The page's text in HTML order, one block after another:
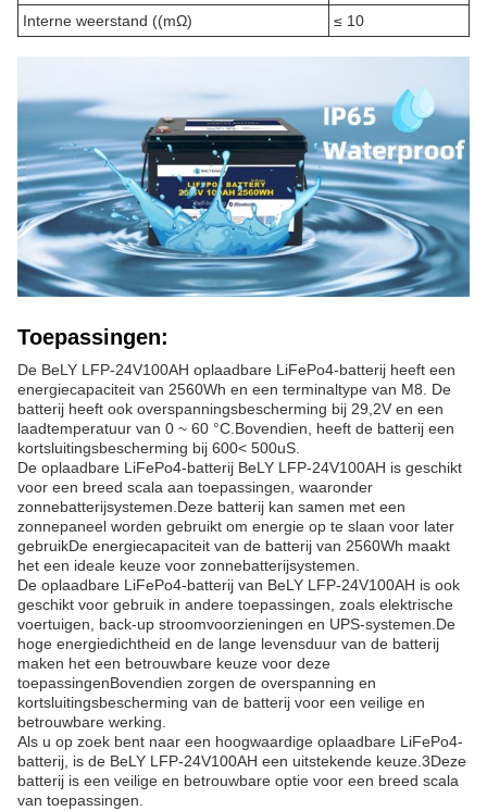
Interne weerstand ((mΩ)
≤ 10
Toepassingen:
De BeLY LFP-24V100AH oplaadbare LiFePo4-batterij heeft een
energiecapaciteit van 2560Wh en een terminaltype van M8. De
batterij heeft ook overspanningsbescherming bij 29,2V en een
laadtemperatuur van 0 ~ 60 °C.Bovendien, heeft de batterij een
kortsluitingsbescherming bij 600< 500uS.
De oplaadbare LiFePo4-batterij BeLY LFP-24V100AH is geschikt
voor een breed scala aan toepassingen, waaronder
zonnebatterijsystemen.Deze batterij kan samen met een
zonnepaneel worden gebruikt om energie op te slaan voor later
gebruikDe energiecapaciteit van de batterij van 2560Wh maakt
het een ideale keuze voor zonnebatterijsystemen.
De oplaadbare LiFePo4-batterij van BeLY LFP-24V100AH is ook
geschikt voor gebruik in andere toepassingen, zoals elektrische
voertuigen, back-up stroomvoorzieningen en UPS-systemen.De
hoge energiedichtheid en de lange levensduur van de batterij
maken het een betrouwbare keuze voor deze
toepassingenBovendien zorgen de overspanning en
kortsluitingsbescherming van de batterij voor een veilige en
betrouwbare werking.
Als u op zoek bent naar een hoogwaardige oplaadbare LiFePo4-
batterij, is de BeLY LFP-24V100AH een uitstekende keuze.3Deze
batterij is een veilige en betrouwbare optie voor een breed scala
van toepassingen.